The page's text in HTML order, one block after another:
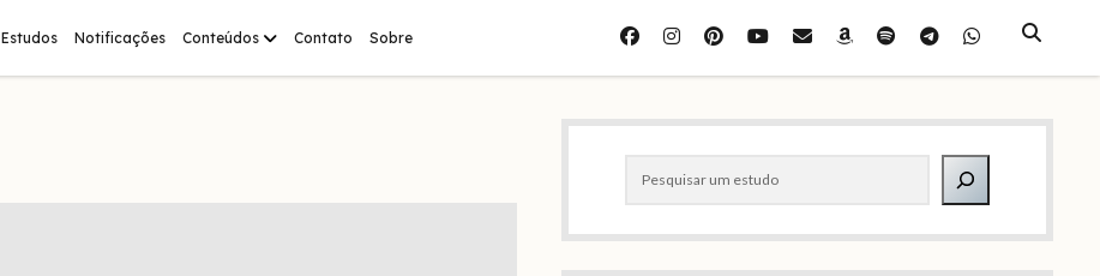
Estudos Notificações Conteúdos abrirContato Sobre facebookinstagram
pinterestyoutube
e-
amazon
spotifytelegram
whatsapp
Barra
lateral